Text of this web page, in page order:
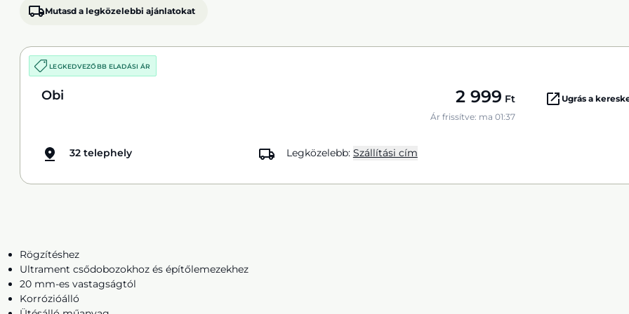
Mutasd a legközelebbi ajánlatokat
LEGKEDVEZŐBB ELADÁSI ÁR
Obi 2 999 Ft
Ár frissítve: ma 01:37
Ugrás a
32 telephely Legközelebb: Szállítási cím
Rögzítéshez
Ultrament csődobozokhoz és építőlemezekhez
20 mm-es vastagságtól
Korrózióálló